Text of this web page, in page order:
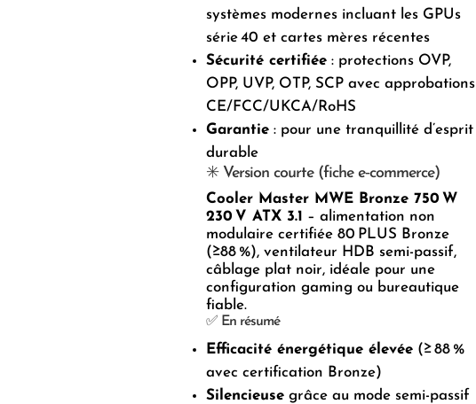
systèmes modernes incluant les GPUs
série 40 et cartes mères récentes
Sécurité certifiée: protections OVP,
OPP, UVP, OTP, SCP avec approbations
CE/FCC/UKCA/RoHS
Garantie: pour une tranquillité d’esprit
durable
✳️ Version courte (fiche e‑commerce)
Cooler Master MWE Bronze 750 W
230 V ATX 3.1 – alimentation non
modulaire certifiée 80 PLUS Bronze
(≥88 %), ventilateur HDB semi-passif,
câblage plat noir, idéale pour une
configuration gaming ou bureautique
fiable.
✅ En résumé
Efficacité énergétique élevée(≥ 88 %
avec certification Bronze)
Silencieusegrâce au mode semi-passif